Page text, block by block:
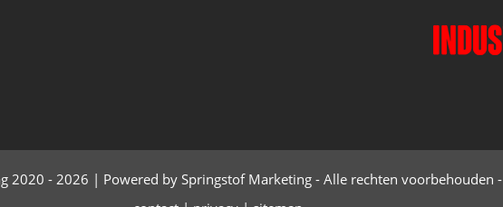
2020 - 2026 | Powered by Springstof Marketing - Alle rechten voorbehouden -